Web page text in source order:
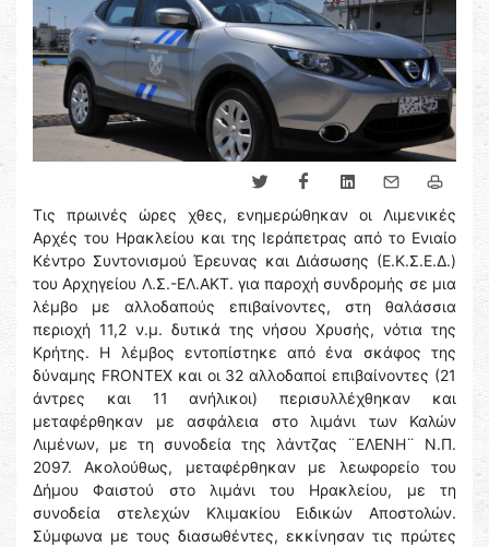
Τις πρωινές ώρες χθες, ενημερώθηκαν οι Λιμενικές
Αρχές του Ηρακλείου και της Ιεράπετρας από το Ενιαίο
Κέντρο Συντονισμού Έρευνας και Διάσωσης (Ε.Κ.Σ.Ε.Δ.)
του Αρχηγείου Λ.Σ.-ΕΛ.ΑΚΤ. για παροχή συνδρομής σε μια
λέμβο με αλλοδαπούς επιβαίνοντες, στη θαλάσσια
περιοχή 11,2 ν.μ. δυτικά της νήσου Χρυσής, νότια της
Κρήτης. Η λέμβος εντοπίστηκε από ένα σκάφος της
δύναμης FRONTEX και οι 32 αλλοδαποί επιβαίνοντες (21
άντρες και 11 ανήλικοι) περισυλλέχθηκαν και
μεταφέρθηκαν με ασφάλεια στο λιμάνι των Καλών
Λιμένων, με τη συνοδεία της λάντζας ¨ΕΛΕΝΗ¨ Ν.Π.
2097. Ακολούθως, μεταφέρθηκαν με λεωφορείο του
Δήμου Φαιστού στο λιμάνι του Ηρακλείου, με τη
συνοδεία στελεχών Κλιμακίου Ειδικών Αποστολών.
Σύμφωνα με τους διασωθέντες, εκκίνησαν τις πρώτες